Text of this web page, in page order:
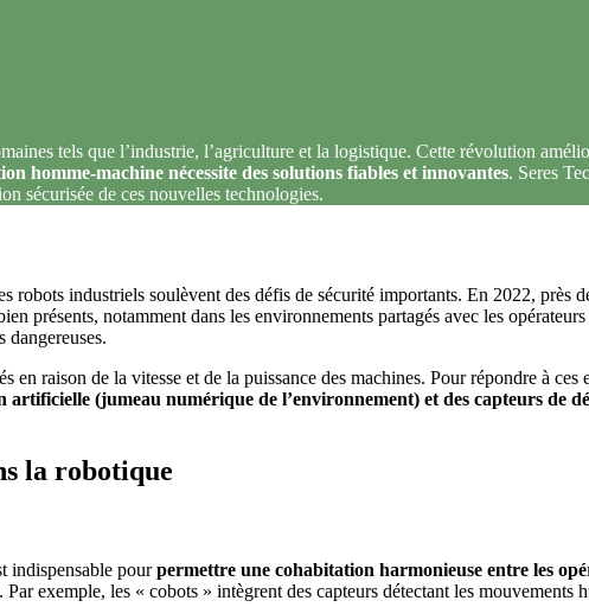
tels que l’industrie, l’agriculture et la logistique. Cette révolution
homme-machine nécessite des solutions fiables et innovantes. Seres
sécurisée de ces nouvelles technologies.
robots industriels soulèvent des défis de sécurité importants. En 2022, près
présents, notamment dans les environnements partagés avec les
en raison de la vitesse et de la puissance des machines. Pour répondre à
artificielle (jumeau numérique de l’environnement) et des capteurs de
la robotique
indispensable pourpermettre une cohabitation harmonieuse entre les
exemple, les « cobots » intègrent des capteurs détectant les